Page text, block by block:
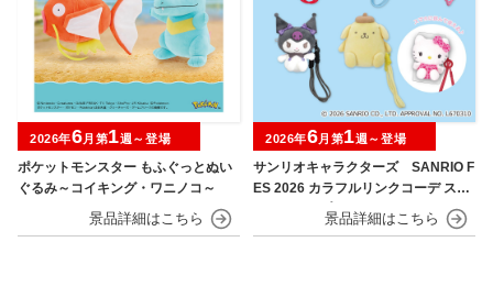
ポケットモンスター もふぐっとぬい
ぐるみ～コイキング・ワニノコ～
2026年6月第1週～登場
サンリオキャラクターズ SANRIO F
ES 2026 カラフルリンクコーデ スマ
ホストラップ
2026年6月第1週～登場